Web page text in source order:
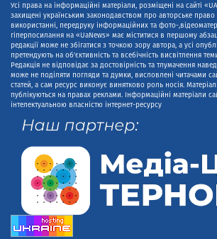
Усі права на інформаційні матеріали, розміщені на сайті
захищені українським законодавством про авторське право
використанні, передруку інформаційних та фото-
гіперпосилання на «UaNews» має міститися в першому
редакції може не збігатися з точкою зору автора, а усі
претендують на об'єктивність та всебічність висвітлення
Редакція не відповідає за достовірність та тлумачення
може не поділяти погляди та думки, висловлені читачами
статей, а сам ресурс виконує винятково роль носія.
публікуються на правах реклами. Інформаційні матеріали
інтелектуальною власністю інтернет-ресурсу